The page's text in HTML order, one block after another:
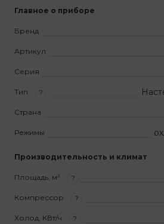
Главное о приборе
Бренд
Артикул
Серия
Тип ?
Страна
Режимы
Производительность и климат
Площадь, м² ?
Компрессор ?
Холод, КВт/ч ?